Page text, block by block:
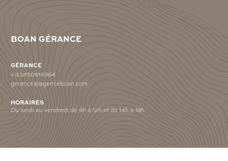
BOAN GÉRANCE
GÉRANCE
+33450914964
gerance@agenceboan.com
HORAIRES
Du lundi au vendredi de 9h à 12h et de 14h à 18h